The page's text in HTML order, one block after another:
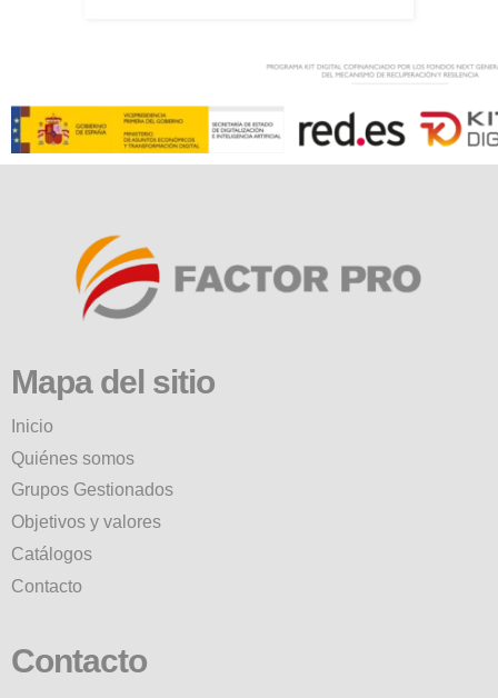
Mapa del sitio
Inicio
Quiénes somos
Grupos Gestionados
Objetivos y valores
Catálogos
Contacto
Contacto